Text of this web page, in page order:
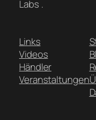
Labs .
Links
Videos
Händler
Veranstaltungen